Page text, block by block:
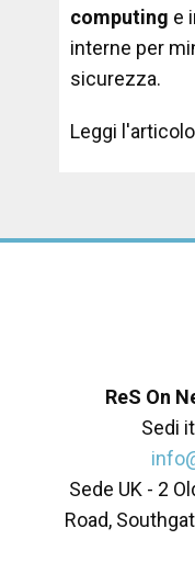
computing e
interne per
sicurezza.
Leggi
ReS On
Sedi
Sede UK - ​2
Road,